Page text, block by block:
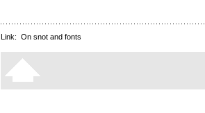
Link: On snot and fonts